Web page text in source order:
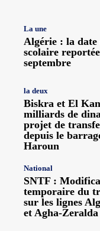
La une
Algérie : la date
scolaire
septembre
la deux
Biskra et El
milliards de
projet de
depuis le
Haroun
National
SNTF :
temporaire du
sur les lignes
et Agha-Zeralda